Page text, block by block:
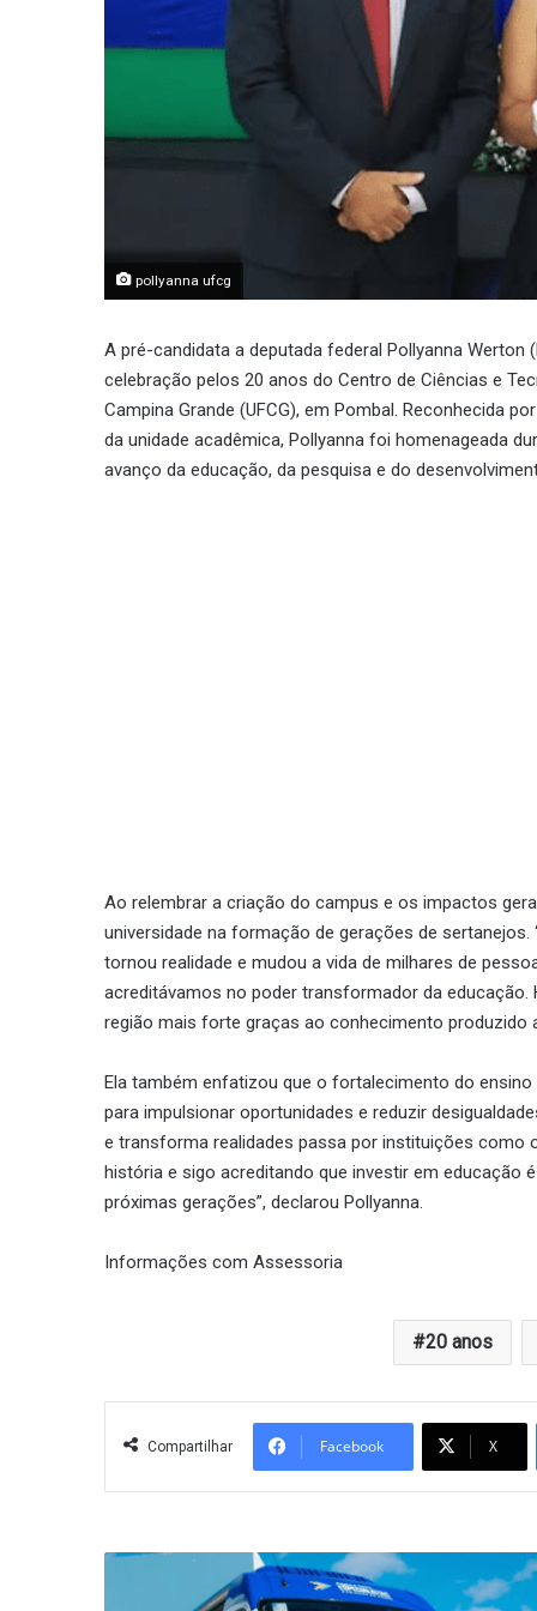
pollyanna ufcg
A pré-candidata a deputada federal Pollyanna
celebração pelos 20 anos do Centro de Ciências e
Campina Grande (UFCG), em Pombal. Reconhecida
da unidade acadêmica, Pollyanna foi homenageada
avanço da educação, da pesquisa e do
Ao relembrar a criação do campus e os impactos
universidade na formação de gerações de
tornou realidade e mudou a vida de milhares de
acreditávamos no poder transformador da
região mais forte graças ao conhecimento produzido
Ela também enfatizou que o fortalecimento do
para impulsionar oportunidades e reduzir
e transforma realidades passa por instituições como
história e sigo acreditando que investir em educação
próximas gerações”, declarou Pollyanna.
Informações com Assessoria
20 anos
Compartilhar Facebook X
Uma